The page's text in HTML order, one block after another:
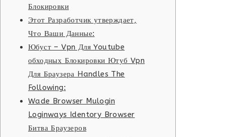
Блокировки
Этот Разработчик утверждает,
Что Ваши Данные:
Юбуст – Vpn Для Youtube
обходных Блокировки Ютуб Vpn
Для Браузера Handles The
Following:
Wade Browser Mulogin
Loginways Identory Browser
Битва Браузеров